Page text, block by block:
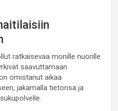
ratkaisevaa monille nuorille
saavuttamaan
omistanut aikaa
jakamalla tietonsa ja